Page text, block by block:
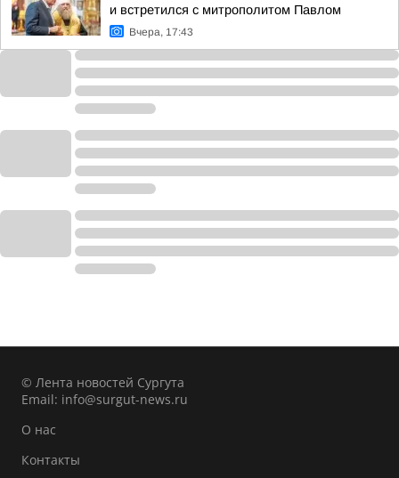
и встретился с митрополитом Павлом
Вчера, 17:43
© Лента новостей Сургута
Email: info@surgut-news.ru
О нас
Контакты